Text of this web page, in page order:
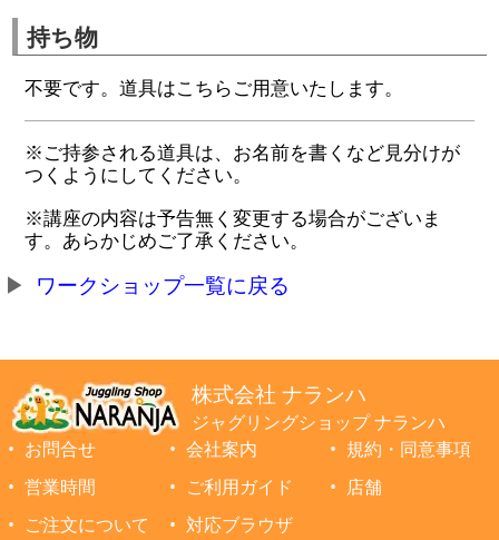
持ち物
不要です。道具はこちらご用意いたします。
※ご持参される道具は、お名前を書くなど見分けが
つくようにしてください。
※講座の内容は予告無く変更する場合がございま
す。あらかじめご了承ください。
ワークショップ一覧に戻る
株式会社 ナランハ
ジャグリングショップ ナランハ
お問合せ
会社案内
規約・同意事項
営業時間
ご利用ガイド
店舗
ご注文について
対応ブラウザ